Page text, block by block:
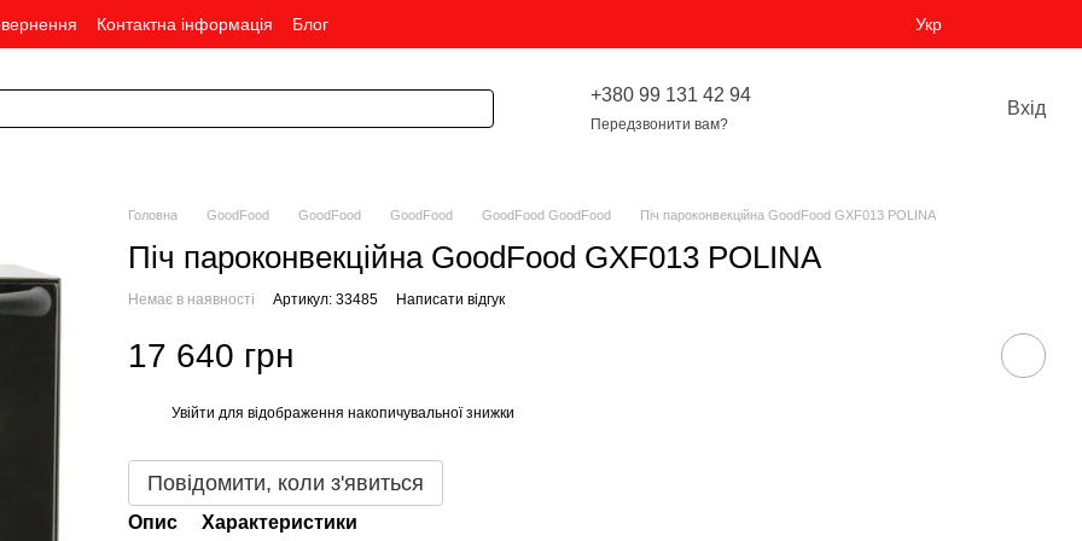
Контактна інформація Блог Укр
+380 99 131 42 94
Передзвонити вам?
Вхід
Головна GoodFood GoodFood GoodFood GoodFood GoodFood Піч пароконвекційна GoodFood GXF013 POLINA
Піч пароконвекційна GoodFood GXF013 POLINA
Немає в наявності Артикул: 33485 Написати відгук
17 640 грн
Увійти для відображення накопичувальної знижки
Повідомити, коли з'явиться
Опис Характеристики